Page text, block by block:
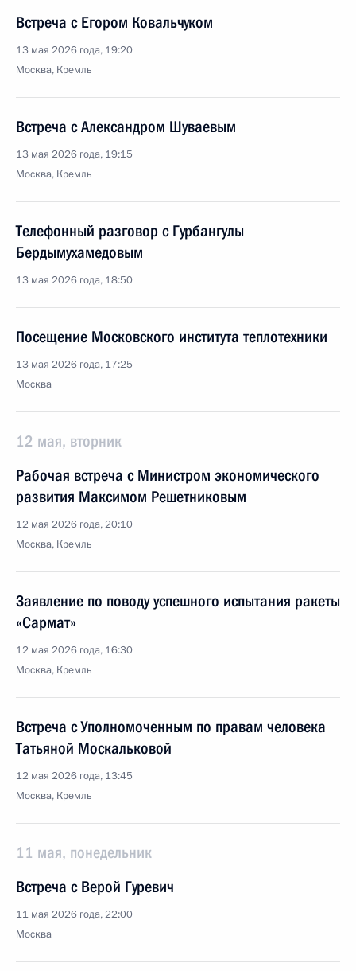
Встреча с Егором Ковальчуком
13 мая 2026 года, 19:20
Москва, Кремль
Встреча с Александром Шуваевым
13 мая 2026 года, 19:15
Москва, Кремль
Телефонный разговор с Гурбангулы
Бердымухамедовым
13 мая 2026 года, 18:50
Посещение Московского института теплотехники
13 мая 2026 года, 17:25
Москва
12 мая, вторник
Рабочая встреча с Министром экономического
развития Максимом Решетниковым
12 мая 2026 года, 20:10
Москва, Кремль
Заявление по поводу успешного испытания ракеты
«Сармат»
12 мая 2026 года, 16:30
Москва, Кремль
Встреча с Уполномоченным по правам человека
Татьяной Москальковой
12 мая 2026 года, 13:45
Москва, Кремль
11 мая, понедельник
Встреча с Верой Гуревич
11 мая 2026 года, 22:00
Москва